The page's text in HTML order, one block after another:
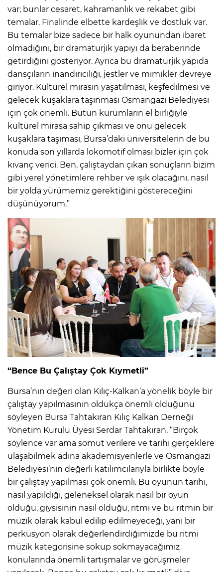
var; bunlar cesaret, kahramanlık ve rekabet gibi
temalar. Finalinde elbette kardeşlik ve dostluk var.
Bu temalar bize sadece bir halk oyunundan ibaret
olmadığını, bir dramaturjik yapıyı da beraberinde
getirdiğini gösteriyor. Ayrıca bu dramaturjik yapıda
dansçıların inandırıcılığı, jestler ve mimikler devreye
giriyor. Kültürel mirasın yaşatılması, keşfedilmesi ve
gelecek kuşaklara taşınması Osmangazi Belediyesi
için çok önemli. Bütün kurumların el birliğiyle
kültürel mirasa sahip çıkması ve onu gelecek
kuşaklara taşıması, Bursa’daki üniversitelerin de bu
konuda son yıllarda lokomotif olması bizler için çok
kıvanç verici. Ben, çalıştaydan çıkan sonuçların bizim
gibi yerel yönetimlere rehber ve ışık olacağını, nasıl
bir yolda yürümemiz gerektiğini göstereceğini
düşünüyorum.”
“Bence Bu Çalıştay Çok Kıymetli”
Bursa’nın değeri olan Kılıç-Kalkan’a yönelik böyle bir
çalıştay yapılmasının oldukça önemli olduğunu
söyleyen Bursa Tahtakıran Kılıç Kalkan Derneği
Yönetim Kurulu Üyesi Serdar Tahtakıran, “Birçok
söylence var ama somut verilere ve tarihi gerçeklere
ulaşabilmek adına akademisyenlerle ve Osmangazi
Belediyesi’nin değerli katılımcılarıyla birlikte böyle
bir çalıştay yapılması çok önemli. Bu oyunun tarihi,
nasıl yapıldığı, geleneksel olarak nasıl bir oyun
olduğu, giysisinin nasıl olduğu, ritmi ve bu ritmin bir
müzik olarak kabul edilip edilmeyeceği, yani bir
perküsyon olarak değerlendirdiğimizde bu ritmi
müzik kategorisine sokup sokmayacağımız
konularında önemli tartışmalar ve görüşmeler